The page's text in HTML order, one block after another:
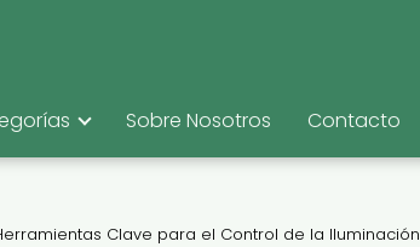
Sobre Nosotros Contacto
Clave para el Control de la Iluminación